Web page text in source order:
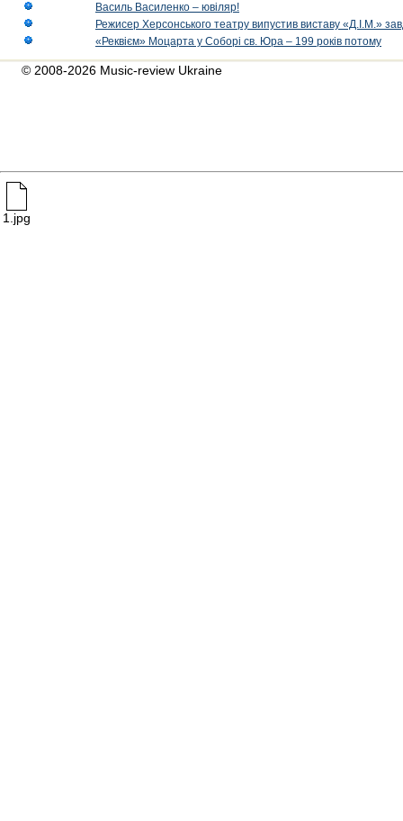
Василь Василенко – ювіляр!
Режисер Херсонського театру випустив виставу «Д.І.М.»
«Реквієм» Моцарта у Соборі св. Юра – 199 років потому
© 2008-2026 Music-review Ukraine
1.jpg